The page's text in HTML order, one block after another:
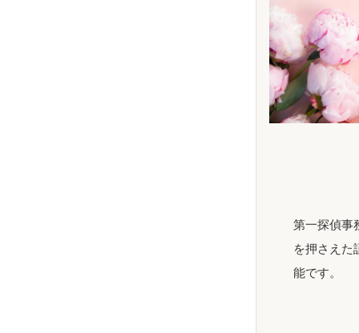
第一探偵事
を押さえた
能です。